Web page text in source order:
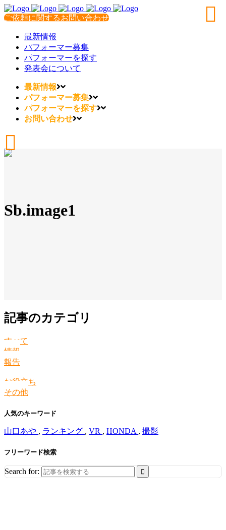
ご依頼に関するお問い合わせ
最新情報
パフォーマー募集
パフォーマーを探す
発表会について
最新情報
パフォーマー募集
パフォーマーを探す
お問い合わせ
Sb.image1
記事のカテゴリ
すべて
情報
報告
お役立ち
その他
人気のキーワード
山口あや , ランキング , VR , HONDA , 撮影
フリーワード検索
Search for: